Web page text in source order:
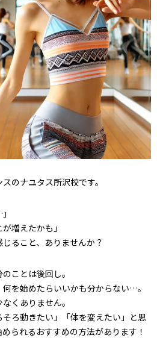
のナユタス所沢校です。
増えたかも」
ること、ありませんか？
ことは後回し。
を始めたらいいかも分からない…。
くありません。
ろ動きたい」「体を変えたい」と思
られるおすすめの方法があります！